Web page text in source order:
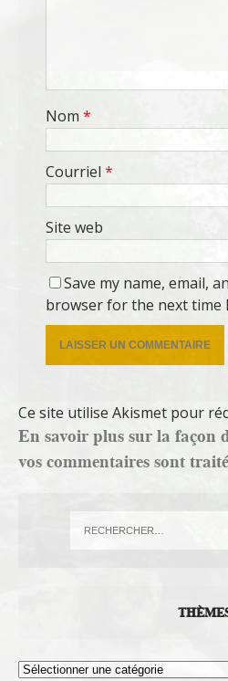
Nom *
Courriel *
Site web
Save my name, email,
browser for the next time
Ce site utilise Akismet pour
En savoir plus sur la façon
vos commentaires sont
Thèmes